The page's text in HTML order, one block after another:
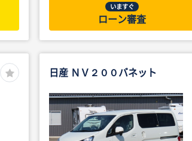
いますぐ
ローン審査
日産 ＮＶ２００バネット